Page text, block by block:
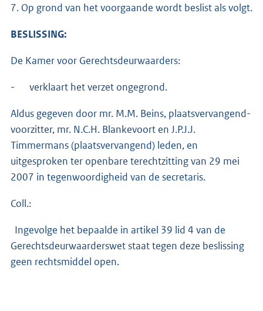
7. Op grond van het voorgaande wordt beslist als volgt.
BESLISSING:
De Kamer voor Gerechtsdeurwaarders:
- verklaart het verzet ongegrond.
Aldus gegeven door mr. M.M. Beins, plaatsvervangend-
voorzitter, mr. N.C.H. Blankevoort en J.P.J.J.
Timmermans (plaatsvervangend) leden, en
uitgesproken ter openbare terechtzitting van 29 mei
2007 in tegenwoordigheid van de secretaris.
Coll.:
Ingevolge het bepaalde in artikel 39 lid 4 van de
Gerechtsdeurwaarderswet staat tegen deze beslissing
geen rechtsmiddel open.